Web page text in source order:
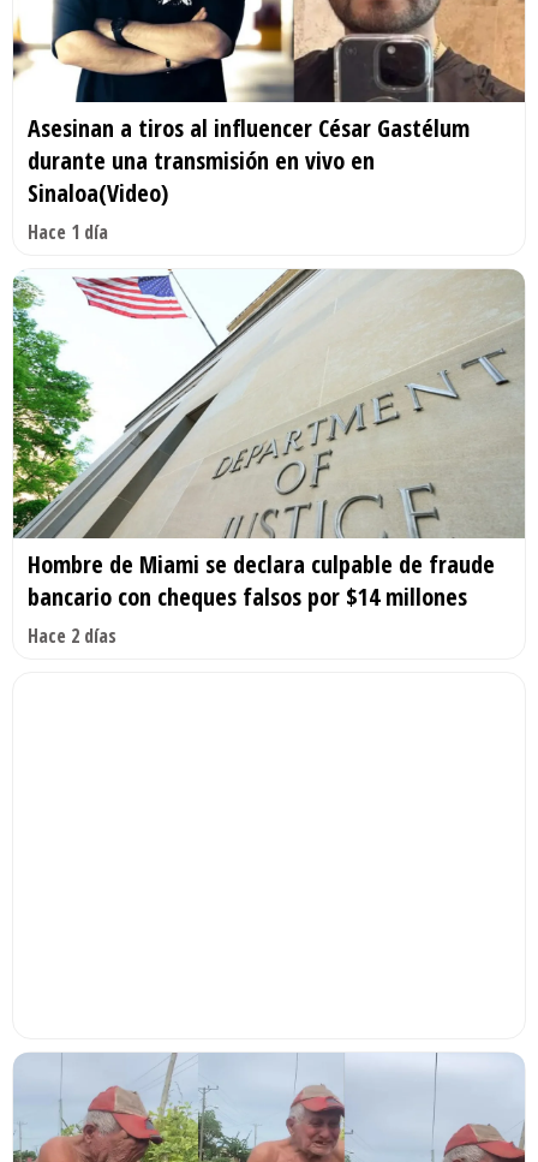
Asesinan a tiros al influencer César Gastélum
durante una transmisión en vivo en
Sinaloa(Video)
Hace 1 día
Hombre de Miami se declara culpable de fraude
bancario con cheques falsos por $14 millones
Hace 2 días